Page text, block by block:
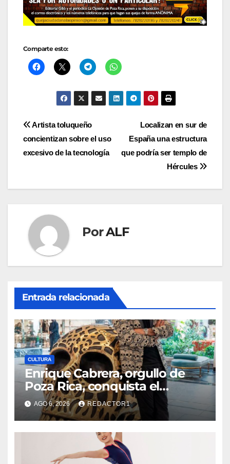
Comparte esto:
Navegación
de
Localizan en sur de
España una estructura
que podría ser templo de
Hércules
Artista toluqueño
concientizan sobre el uso
excesivo de la tecnología
PorALF
Entrada relacionada
CULTURA
Enrique Cabrera, orgullo de
Poza Rica, conquista el
mundo con su arte
AGO 6, 2026 REDACTOR1